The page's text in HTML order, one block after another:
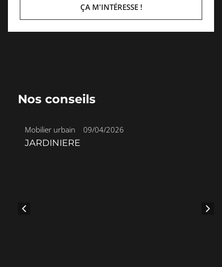
ÇA M'INTÉRESSE !
Nos conseils
Mobilier urbain• 09/04/2026
JARDINIERE